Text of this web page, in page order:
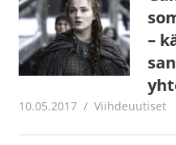
–
10.05.2017 Juha Kaunisto
Viihdeuutiset